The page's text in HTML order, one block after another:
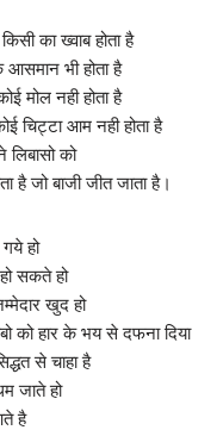
का ख्वाब होता है
भी होता है
मोल नही होता है
चिट्टा आम नही होता है
को
है जो बाजी जीत जाता है।
हो
सकते हो
खुद हो
को हार के भय से दफना दिया
से चाहा है
जाते हो
है